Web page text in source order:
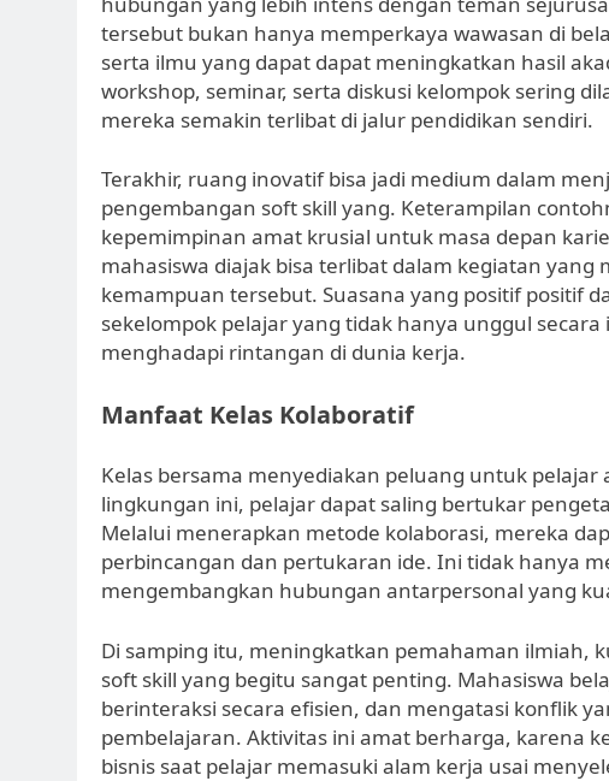
tersebut bukan hanya memperkaya wawasan di
serta ilmu yang dapat dapat meningkatkan hasil
workshop, seminar, serta diskusi kelompok sering
mereka semakin terlibat di jalur pendidikan sendiri.
Terakhir, ruang inovatif bisa jadi medium dalam
pengembangan soft skill yang. Keterampilan
kepemimpinan amat krusial untuk masa depan
mahasiswa diajak bisa terlibat dalam kegiatan
kemampuan tersebut. Suasana yang positif positif
sekelompok pelajar yang tidak hanya unggul
menghadapi rintangan di dunia kerja.
Manfaat Kelas Kolaboratif
Kelas bersama menyediakan peluang untuk
lingkungan ini, pelajar dapat saling bertukar
Melalui menerapkan metode kolaborasi, mereka
perbincangan dan pertukaran ide. Ini tidak hanya
mengembangkan hubungan antarpersonal yang
Di samping itu, meningkatkan pemahaman ilmiah,
soft skill yang begitu sangat penting. Mahasiswa
berinteraksi secara efisien, dan mengatasi konflik
pembelajaran. Aktivitas ini amat berharga, karena
bisnis saat pelajar memasuki alam kerja usai